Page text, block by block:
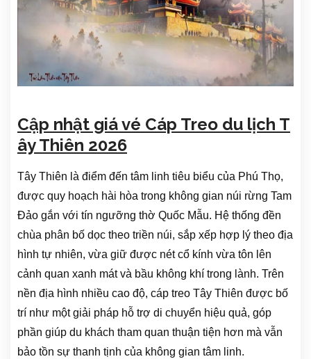
Cập nhật giá vé Cáp Treo du lịch T
ây Thiên 2026
Tây Thiên là điểm đến tâm linh tiêu biểu của Phú Thọ,
được quy hoạch hài hòa trong không gian núi rừng Tam
Đảo gắn với tín ngưỡng thờ Quốc Mẫu. Hệ thống đền
chùa phân bố dọc theo triền núi, sắp xếp hợp lý theo địa
hình tự nhiên, vừa giữ được nét cổ kính vừa tôn lên
cảnh quan xanh mát và bầu không khí trong lành. Trên
nền địa hình nhiều cao độ, cáp treo Tây Thiên được bố
trí như một giải pháp hỗ trợ di chuyển hiệu quả, góp
phần giúp du khách tham quan thuận tiện hơn mà vẫn
bảo tồn sự thanh tịnh của không gian tâm linh.